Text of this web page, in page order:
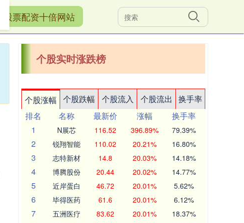
股票配资十倍网站
个股实时涨跌榜
个股涨幅 个股跌幅 个股流入 个股流出
换手率
排名
名称 最新价 涨幅
换手率
1
N展芯 116.52 396.89% 79.39%
2 锐翔智能 110.02 20.21% 16.80%
3 志特新材 14.8 20.03% 14.18%
4 博腾股份 20.44 20.02% 14.77%
5 近岸蛋白 46.72 20.01% 5.62%
6 毕得医药 61.6 20.01% 6.12%
7 五洲医疗 83.62 20.01% 18.37%